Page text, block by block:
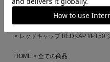
レッドキャップ REDKAP #PT50
HOME ブランドから選ぶ J
レッドキャップ REDKAP #PT50
HOME
全ての商品